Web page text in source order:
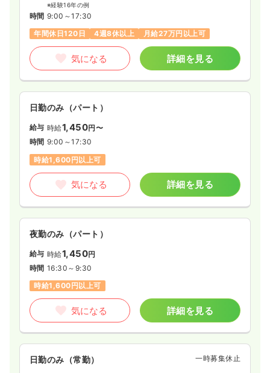
※経験16年の例
時間 9:00～17:30
年間休日120日
4週8休以上 月給27万円以上可
気になる 詳細を見る
日勤のみ（パート）
給与 時給1,450円〜
時間 9:00～17:30
時給1,600円以上可
気になる 詳細を見る
夜勤のみ（パート）
給与 時給1,450円
時間 16:30～9:30
時給1,600円以上可
気になる 詳細を見る
日勤のみ（常勤） 一時募集休止